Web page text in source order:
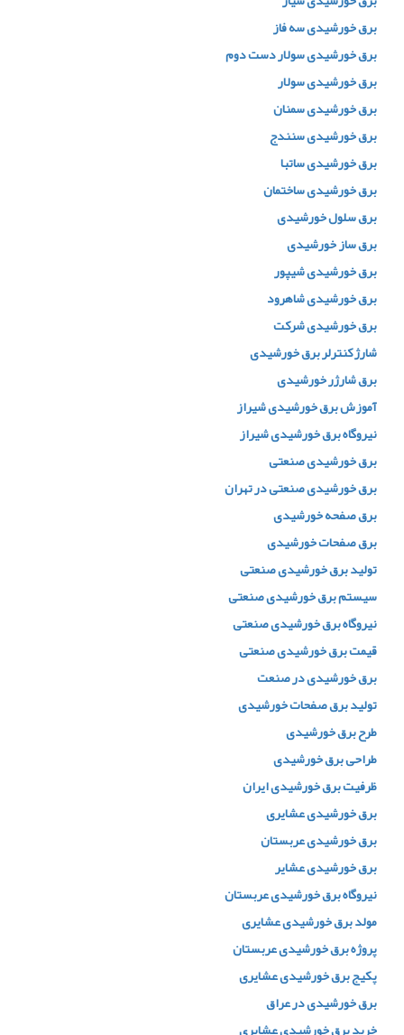
برق خورشیدی سه فاز
برق خورشیدی سولار دست دوم
برق خورشیدی سولار
برق خورشیدی سمنان
برق خورشیدی سنندج
برق خورشیدی ساتبا
برق خورشیدی ساختمان
برق سلول خورشیدی
برق ساز خورشیدی
برق خورشیدی شیپور
برق خورشیدی شاهرود
برق خورشیدی شرکت
شارژ کنترلر برق خورشیدی
برق شارژر خورشیدی
آموزش برق خورشیدی شیراز
نیروگاه برق خورشیدی شیراز
برق خورشیدی صنعتی
برق خورشیدی صنعتی در تهران
برق صفحه خورشیدی
برق صفحات خورشیدی
تولید برق خورشیدی صنعتی
سیستم برق خورشیدی صنعتی
نیروگاه برق خورشیدی صنعتی
قیمت برق خورشیدی صنعتی
برق خورشیدی در صنعت
تولید برق صفحات خورشیدی
طرح برق خورشیدی
طراحی برق خورشیدی
ظرفیت برق خورشیدی ایران
برق خورشیدی عشایری
برق خورشیدی عربستان
برق خورشیدی عشایر
نیروگاه برق خورشیدی عربستان
مولد برق خورشیدی عشایری
پروژه برق خورشیدی عربستان
پکیج برق خورشیدی عشایری
برق خورشیدی در عراق
خرید برق خورشیدی عشایری